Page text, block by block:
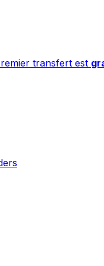
transfert est